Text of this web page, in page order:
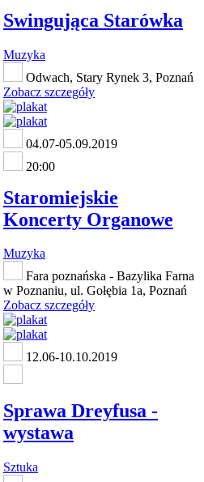
Swingująca Starówka
Muzyka
Odwach, Stary Rynek 3, Poznań
Zobacz szczegóły
04.07-05.09.2019
20:00
Staromiejskie
Koncerty Organowe
Muzyka
Fara poznańska - Bazylika Farna
w Poznaniu, ul. Gołębia 1a, Poznań
Zobacz szczegóły
12.06-10.10.2019
Sprawa Dreyfusa -
wystawa
Sztuka